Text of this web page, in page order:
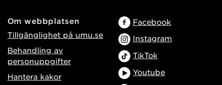
Om webbplatsen
Tillgänglighet på umu.se
Behandling av
personuppgifter
Hantera kakor
Facebook
Instagram
TikTok
Youtube